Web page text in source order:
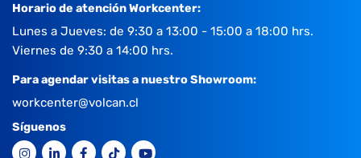
Horario de atención Workcenter:
Lunes a Jueves: de 9:30 a 13:00 - 15:00 a 18:00 hrs.
Viernes de 9:30 a 14:00 hrs.
Para agendar visitas a nuestro Showroom:
workcenter@volcan.cl
Síguenos